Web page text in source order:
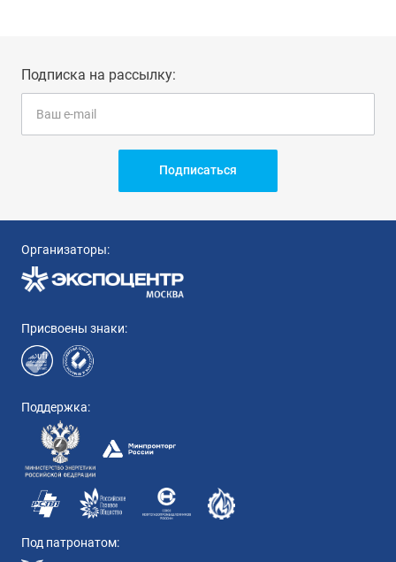
Подписка на рассылку:
Подписаться
Организаторы:
Присвоены знаки:
Поддержка:
Под патронатом: